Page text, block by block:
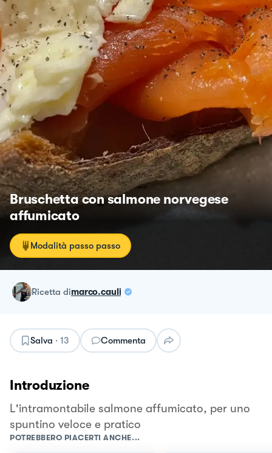
Bruschetta con salmone norvegese
affumicato
Modalità passo passo
ricetta dimarco.cauli
Salva · 13 Commenta
Introduzione
L'intramontabile salmone affumicato, per uno
spuntino veloce e pratico
POTREBBERO PIACERTI ANCHE...